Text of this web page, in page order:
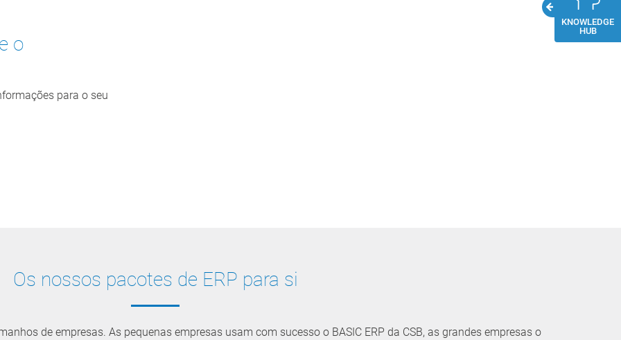
o
para o seu
Os nossos pacotes de ERP para si
de empresas. As pequenas empresas usam com sucesso o BASIC ERP da CSB, as grandes empresas o
KNOWLEDGE
HUB